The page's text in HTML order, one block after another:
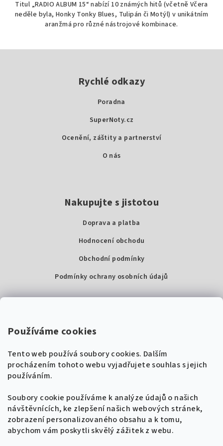
Používáme cookies
Tento web používá soubory cookies. Dalším
procházením tohoto webu vyjadřujete souhlas s jejich
používáním.
Soubory cookie používáme k analýze údajů o našich
návštěvnících, ke zlepšení našich webových stránek,
zobrazení personalizovaného obsahu a k tomu,
abychom vám poskytli skvělý zážitek z webu.
Titul „RADIO ALBUM 15“ nabízí 10 známých hitů (včetně Včera
neděle byla, Honky Tonky Blues, Tulipán či Motýl) v unikátním
aranžmá pro různé nástrojové kombinace.
Rychlé odkazy
Poradna
SuperNoty.cz
Ocenění, záštity a partnerství
O nás
Nakupujte s jistotou
Doprava a platba
Hodnocení obchodu
Obchodní podmínky
Podmínky ochrany osobních údajů
Super Noty, s.r.o.
IČ: 04568672
+420 604 485 792
info@supernoty.cz
V pracovních dnech od 8:00 do 17:00
🎸 Naladíme tě na nové zpěvníky!
Získej tipy, novinky a 10 % slevuna první
objednávku.